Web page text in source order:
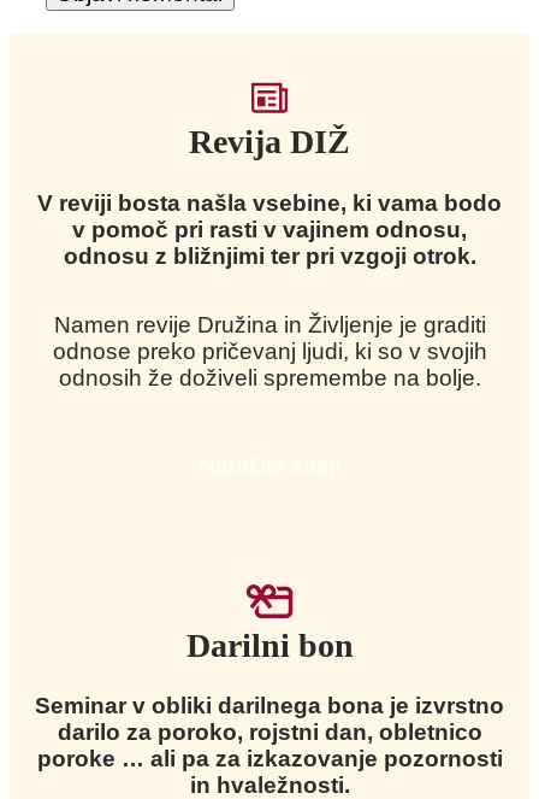
Revija DIŽ
V reviji bosta našla vsebine, ki vama bodo
v pomoč pri rasti v vajinem odnosu,
odnosu z bližnjimi ter pri vzgoji otrok.
Namen revije Družina in Življenje je graditi
odnose preko pričevanj ljudi, ki so v svojih
odnosih že doživeli spremembe na bolje.
Darilni bon
Seminar v obliki darilnega bona je izvrstno
darilo za poroko, rojstni dan, obletnico
poroke … ali pa za izkazovanje pozornosti
in hvaležnosti.